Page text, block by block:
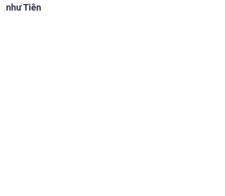
như Tiên